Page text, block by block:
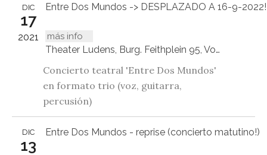
Entre Dos Mundos -> DESPLAZADO A 16-9-2022!
más info
DIC
17
2021
Theater Ludens, Burg. Feithplein 95, Voorburg
Concierto teatral 'Entre Dos Mundos'
en formato trio (voz, guitarra,
percusión)
Entre Dos Mundos - reprise (concierto matutino!)
DIC
13